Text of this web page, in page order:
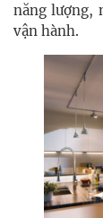
năng lượng,
vận hành.